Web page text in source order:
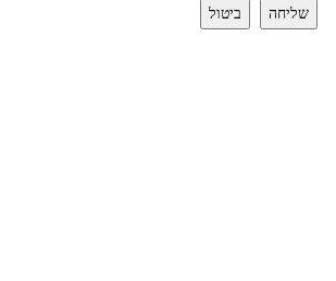
שליחה ביטול